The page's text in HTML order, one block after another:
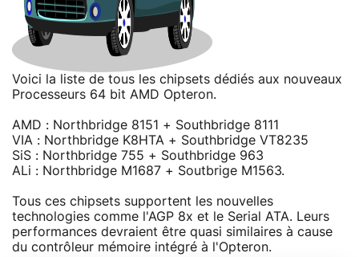
Voici la liste de tous les chipsets dédiés aux nouveaux
Processeurs 64 bit AMD Opteron.
AMD : Northbridge 8151 + Southbridge 8111
VIA : Northbridge K8HTA + Southbridge VT8235
SiS : Northbridge 755 + Southbridge 963
ALi : Northbridge M1687 + Soutbrige M1563.
Tous ces chipsets supportent les nouvelles
technologies comme l'AGP 8x et le Serial ATA. Leurs
performances devraient être quasi similaires à cause
du contrôleur mémoire intégré à l'Opteron.